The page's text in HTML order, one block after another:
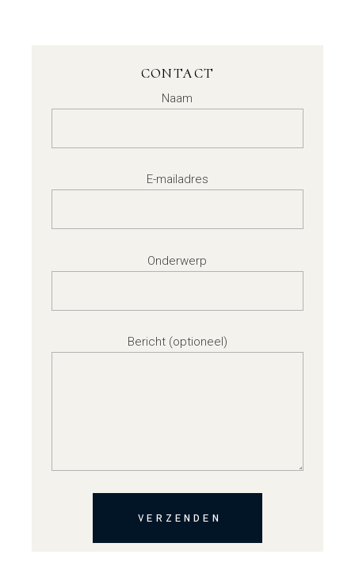
CONTACT
Naam
E-mailadres
Onderwerp
Bericht (optioneel)
VERZENDEN